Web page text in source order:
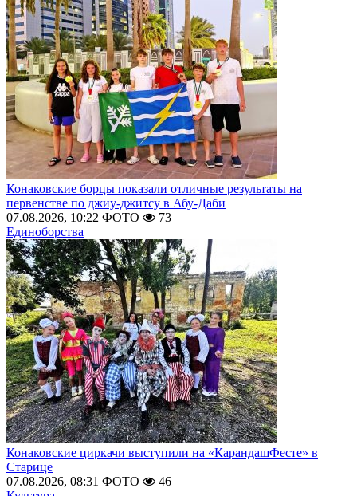
Конаковские борцы показали отличные результаты на
первенстве по джиу-джитсу в Абу-Даби
07.08.2026, 10:22 ФОТО
73
Единоборства
Конаковские циркачи выступили на «КарандашФесте» в
Старице
07.08.2026, 08:31 ФОТО
46